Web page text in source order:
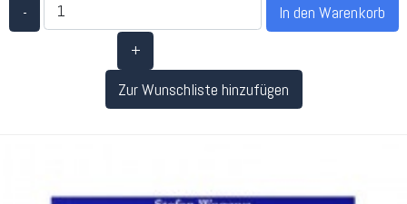
-
+
Zur Wunschliste hinzufügen